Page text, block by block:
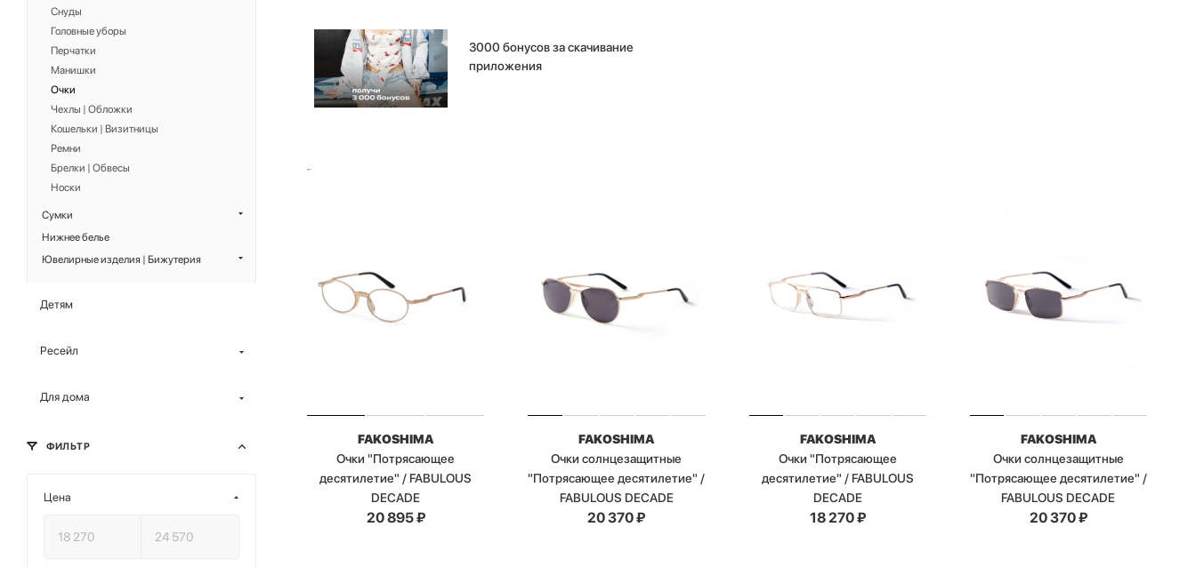
3000 бонусов за скачивание
приложения
FAKOSHIMA
Очки "Потрясающее
десятилетие" / FABULOUS
DECADE
20 895₽
FAKOSHIMA
Очки солнцезащитные
"Потрясающее десятилетие" /
FABULOUS DECADE
20 370₽
FAKOSHIMA
Очки "Потрясающее
десятилетие" / FABULOUS
DECADE
18 270₽
FAKOSHIMA
Очки солнцезащитные
"Потрясающее десятилетие" /
FABULOUS DECADE
20 370₽
Снуды
Головные уборы
Перчатки
Манишки
Очки
Чехлы | Обложки
Кошельки | Визитницы
Ремни
Брелки | Обвесы
Носки
Сумки
Нижнее белье
Ювелирные изделия | Бижутерия
Детям
Ресейл
Для дома
ФИЛЬТР
Цена